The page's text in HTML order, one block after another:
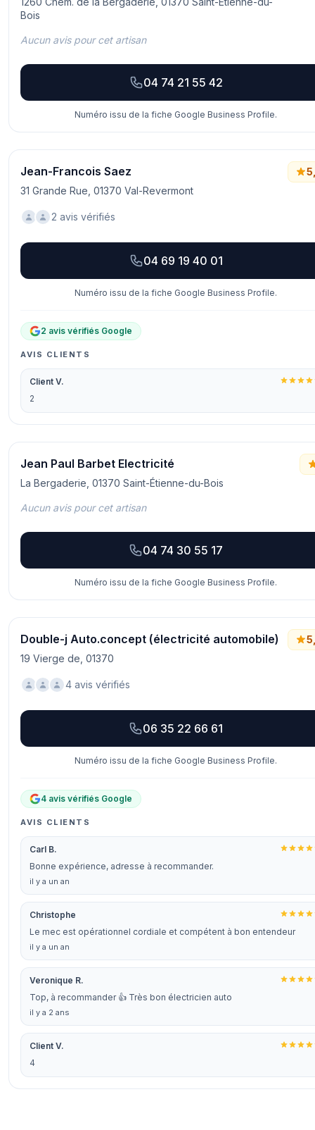
Bois
Aucun avis pour cet artisan
04 74 21 55 42
Numéro issu de la fiche Google Business Profile.
Jean-Francois Saez
31 Grande Rue, 01370 Val-Revermont
2 avis vérifiés
04 69 19 40 01
Numéro issu de la fiche Google Business Profile.
2 avis vérifiés Google
AVIS CLIENTS
Client V.
2
Jean Paul Barbet Electricité
La Bergaderie, 01370 Saint-Étienne-du-Bois
Aucun avis pour cet artisan
04 74 30 55 17
Numéro issu de la fiche Google Business Profile.
Double-j Auto.concept (électricité automobile)
19 Vierge de, 01370
4 avis vérifiés
06 35 22 66 61
Numéro issu de la fiche Google Business Profile.
4 avis vérifiés Google
AVIS CLIENTS
Carl B.
Bonne expérience, adresse à recommander.
il y a un an
Christophe
Le mec est opérationnel cordiale et compétent à bon entendeur
il y a un an
Veronique R.
Top, à recommander 👍 Très bon électricien auto
il y a 2 ans
Client V.
4